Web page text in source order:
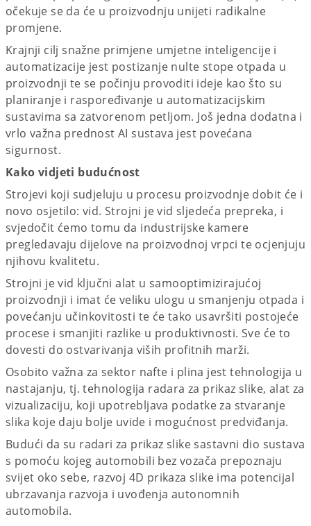
očekuje se da će u proizvodnju unijeti radikalne
promjene.
Krajnji cilj snažne primjene umjetne inteligencije i
automatizacije jest postizanje nulte stope otpada u
proizvodnji te se počinju provoditi ideje kao što su
planiranje i raspoređivanje u automatizacijskim
sustavima sa zatvorenom petljom. Još jedna dodatna i
vrlo važna prednost AI sustava jest povećana
sigurnost.
Kako vidjeti budućnost
Strojevi koji sudjeluju u procesu proizvodnje dobit će i
novo osjetilo: vid. Strojni je vid sljedeća prepreka, i
svjedočit ćemo tomu da industrijske kamere
pregledavaju dijelove na proizvodnoj vrpci te ocjenjuju
njihovu kvalitetu.
Strojni je vid ključni alat u samooptimizirajućoj
proizvodnji i imat će veliku ulogu u smanjenju otpada i
povećanju učinkovitosti te će tako usavršiti postojeće
procese i smanjiti razlike u produktivnosti. Sve će to
dovesti do ostvarivanja viših profitnih marži.
Osobito važna za sektor nafte i plina jest tehnologija u
nastajanju, tj. tehnologija radara za prikaz slike, alat za
vizualizaciju, koji upotrebljava podatke za stvaranje
slika koje daju bolje uvide i mogućnost predviđanja.
Budući da su radari za prikaz slike sastavni dio sustava
s pomoću kojeg automobili bez vozača prepoznaju
svijet oko sebe, razvoj 4D prikaza slike ima potencijal
ubrzavanja razvoja i uvođenja autonomnih
automobila.